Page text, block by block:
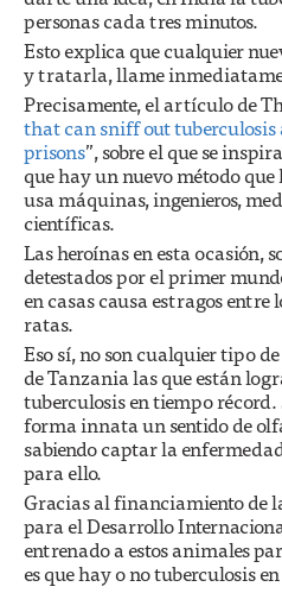
personas cada tres minutos.
Esto explica que cualquier
y tratarla, llame
Precisamente, el artículo de
that can sniff out
prisons”, sobre el que se
que hay un nuevo método que
usa máquinas, ingenieros,
científicas.
Las heroínas en esta ocasión,
detestados por el primer
en casas causa estragos
ratas.
Eso sí, no son cualquier tipo
de Tanzania las que están
tuberculosis en tiempo récord.
forma innata un sentido de
sabiendo captar la
para ello.
Gracias al financiamiento de
para el Desarrollo
entrenado a estos animales
es que hay o no tuberculosis